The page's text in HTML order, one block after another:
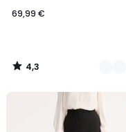
69,99 €
4,3
/